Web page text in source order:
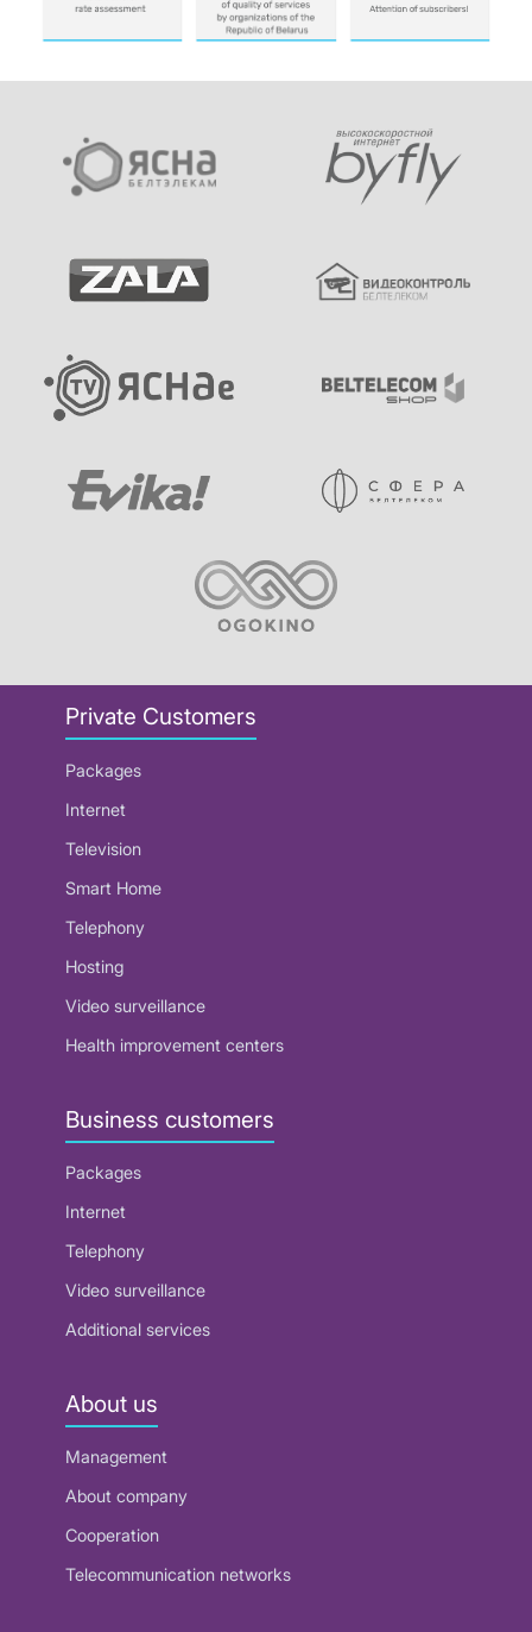
Private Customers
Packages
Internet
Television
Smart Home
Telephony
Hosting
Video surveillance
Health improvement centers
Business customers
Packages
Internet
Telephony
Video surveillance
Additional services
About us
Management
About company
Cooperation
Telecommunication networks